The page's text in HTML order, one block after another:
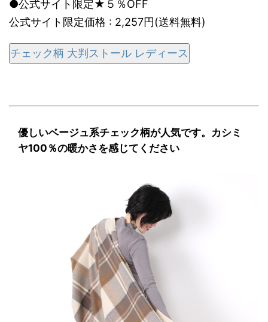
●公式サイト限定★５％OFF
公式サイト限定価格 : 2,257円(送料無料)
チェック柄 大判ストール レディース
優しいベージュ系チェック柄が人気です。カシミ
ヤ100％の暖かさを感じてください